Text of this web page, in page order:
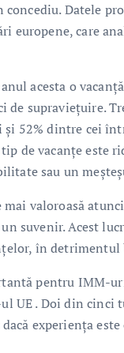
Datele
europene, care
acesta o
de supraviețuire.
52% dintre cei
de vacanțe este
sau un
valoroasă
suvenir. Acest
în
pentru IMM-
UE . Doi din cinci
experiența